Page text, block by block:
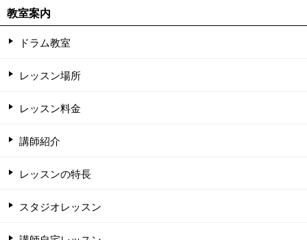
教室案内
ドラム教室
レッスン場所
レッスン料金
講師紹介
レッスンの特長
スタジオレッスン